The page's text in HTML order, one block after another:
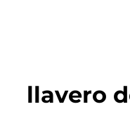
llavero